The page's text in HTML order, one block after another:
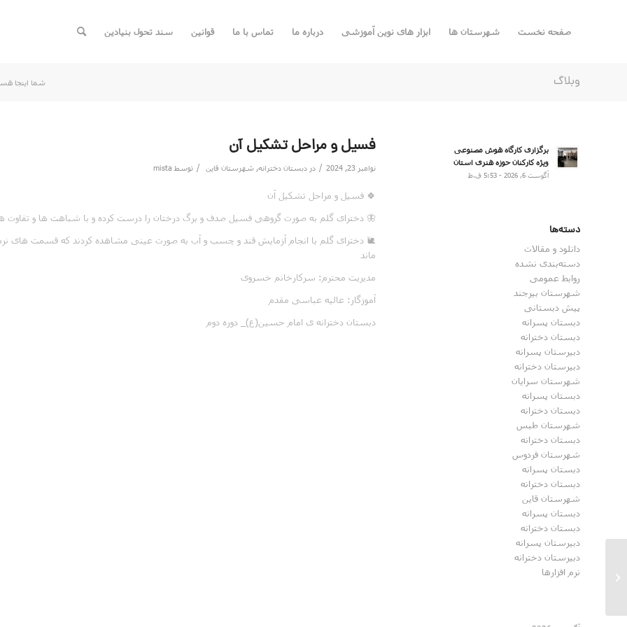
صفحه نخست شهرستان ها ابزار های نوین آموزشی درباره ما تماس با ما قوانین سند تحول بنیادین
وبلاگ شما اینجا
فسیل و مراحل تشکیل آن
نوامبر 23, 2024 / در دبستان دخترانه, شهرستان قاین / توسط mista
🍀 فسیل و مراحل تشکیل آن
🦋 دخترای گلم به صورت گروهی فسیل صدف و برگ درختان را درست کرده و با شباهت ها و تفاوت
🐌 دخترای گلم با انجام آزمایش قند و چسب و آب به صورت عینی مشاهده کردند که قسمت
ماند
مدیریت محترم: سرکارخانم خسروی
آموزگار: عالیه عباسی مقدم
دبستان دخترانه ی امام حسین(ع)_ دوره دوم
برگزاری کارگاه هوش مصنوعی
ویژه کارکنان حوزه هنری استان
آگوست 6, 2026 - 5:53 ق.ظ
دسته‌ها
دانلود و مقالات
دسته‌بندی نشده
روابط عمومی
شهرستان بیرجند
پیش دبستانی
دبستان پسرانه
دبستان دخترانه
دبیرستان پسرانه
دبیرستان دخترانه
شهرستان سرایان
دبستان پسرانه
دبستان دخترانه
شهرستان طبس
دبستان دخترانه
شهرستان فردوس
دبستان پسرانه
دبستان دخترانه
شهرستان قاین
دبستان پسرانه
دبستان دخترانه
دبیرستان پسرانه
دبیرستان دخترانه
نرم افزارها
برگزاری کلاس فوق برنامه کامپیوتر